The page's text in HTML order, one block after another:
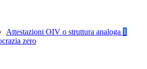
Attestazioni OIV o struttura analoga 1
zero